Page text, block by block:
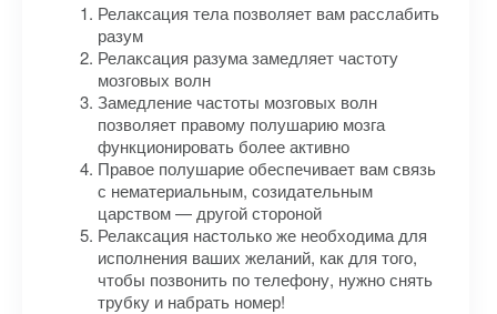
Релаксация тела позволяет вам расслабить
разум
Релаксация разума замедляет частоту
мозговых волн
Замедление частоты мозговых волн
позволяет правому полушарию мозга
функционировать более активно
Правое полушарие обеспечивает вам связь
с нематериальным, созидательным
царством — другой стороной
Релаксация настолько же необходима для
исполнения ваших желаний, как для того,
чтобы позвонить по телефону, нужно снять
трубку и набрать номер!